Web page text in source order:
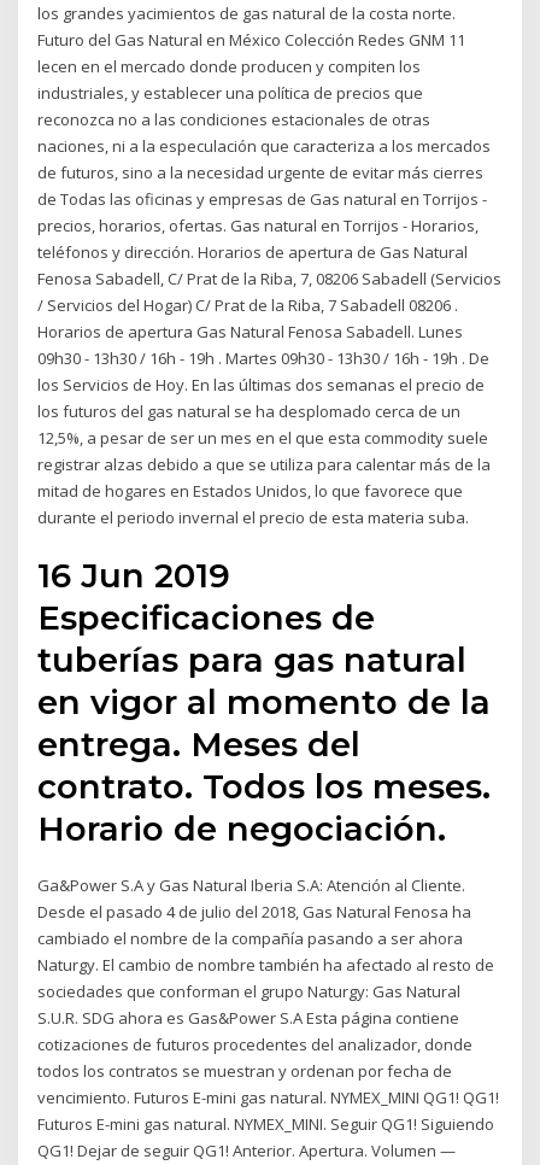
los grandes yacimientos de gas natural de la costa norte.
Futuro del Gas Natural en México Colección Redes GNM 11
lecen en el mercado donde producen y compiten los
industriales, y establecer una política de precios que
reconozca no a las condiciones estacionales de otras
naciones, ni a la especulación que caracteriza a los mercados
de futuros, sino a la necesidad urgente de evitar más cierres
de Todas las oficinas y empresas de Gas natural en Torrijos -
precios, horarios, ofertas. Gas natural en Torrijos - Horarios,
teléfonos y dirección. Horarios de apertura de Gas Natural
Fenosa Sabadell, C/ Prat de la Riba, 7, 08206 Sabadell (Servicios
/ Servicios del Hogar) C/ Prat de la Riba, 7 Sabadell 08206 .
Horarios de apertura Gas Natural Fenosa Sabadell. Lunes
09h30 - 13h30 / 16h - 19h . Martes 09h30 - 13h30 / 16h - 19h . De
los Servicios de Hoy. En las últimas dos semanas el precio de
los futuros del gas natural se ha desplomado cerca de un
12,5%, a pesar de ser un mes en el que esta commodity suele
registrar alzas debido a que se utiliza para calentar más de la
mitad de hogares en Estados Unidos, lo que favorece que
durante el periodo invernal el precio de esta materia suba.
16 Jun 2019
Especificaciones de
tuberías para gas natural
en vigor al momento de la
entrega. Meses del
contrato. Todos los meses.
Horario de negociación.
Ga&Power S.A y Gas Natural Iberia S.A: Atención al Cliente.
Desde el pasado 4 de julio del 2018, Gas Natural Fenosa ha
cambiado el nombre de la compañía pasando a ser ahora
Naturgy. El cambio de nombre también ha afectado al resto de
sociedades que conforman el grupo Naturgy: Gas Natural
S.U.R. SDG ahora es Gas&Power S.A Esta página contiene
cotizaciones de futuros procedentes del analizador, donde
todos los contratos se muestran y ordenan por fecha de
vencimiento. Futuros E-mini gas natural. NYMEX_MINI QG1! QG1!
Futuros E-mini gas natural. NYMEX_MINI. Seguir QG1! Siguiendo
QG1! Dejar de seguir QG1! Anterior. Apertura. Volumen —